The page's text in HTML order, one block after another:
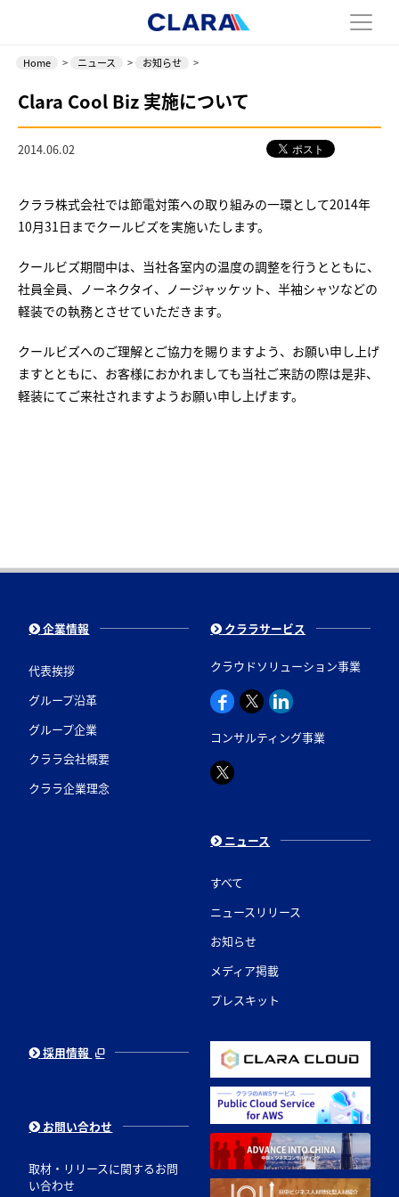
Home > ニュース > お知らせ >
Clara Cool Biz 実施について
2014.06.02
クララ株式会社では節電対策への取り組みの一環として2014年
10月31日までクールビズを実施いたします。
クールビズ期間中は、当社各室内の温度の調整を行うとともに、
社員全員、ノーネクタイ、ノージャッケット、半袖シャツなどの
軽装での執務とさせていただきます。
クールビズへのご理解とご協力を賜りますよう、お願い申し上げ
ますとともに、お客様におかれましても当社ご来訪の際は是非、
軽装にてご来社されますようお願い申し上げます。
企業情報
代表挨拶
グループ沿革
グループ企業
クララ会社概要
クララ企業理念
クララサービス
クラウドソリューション事業
コンサルティング事業
ニュース
すべて
ニュースリリース
お知らせ
メディア掲載
プレスキット
採用情報
お問い合わせ
取材・リリースに関するお問
い合わせ